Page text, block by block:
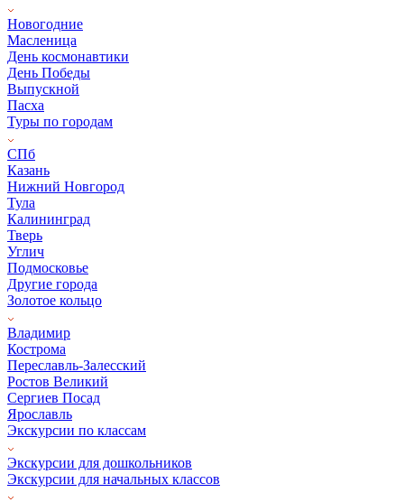
Новогодние
Масленица
День космонавтики
День Победы
Выпускной
Пасха
Туры по городам
СПб
Казань
Нижний Новгород
Тула
Калининград
Тверь
Углич
Подмосковье
Другие города
Золотое кольцо
Владимир
Кострома
Переславль-Залесский
Ростов Великий
Сергиев Посад
Ярославль
Экскурсии по классам
Экскурсии для дошкольников
Экскурсии для начальных классов